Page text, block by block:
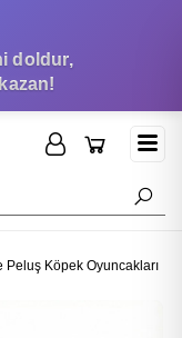
doldur,
Peluş Köpek Oyuncakları